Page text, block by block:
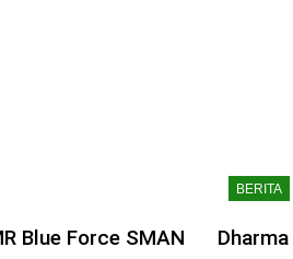
Blue Force SMAN
BERITA